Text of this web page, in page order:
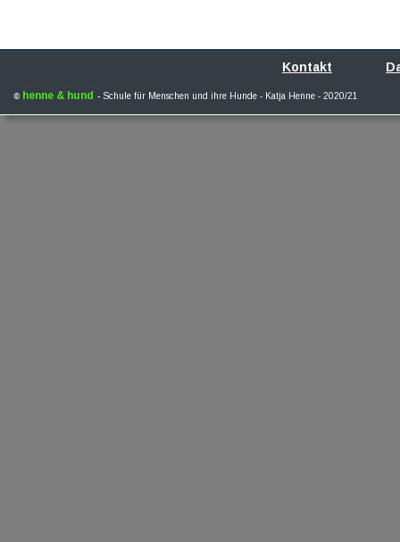
© henne & hund - Schule für Menschen und ihre Hunde - Katja Henne - 2020/21
Kontakt